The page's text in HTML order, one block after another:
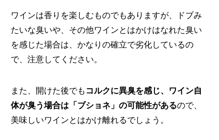
ワインは香りを楽しむものでもありますが、ドブみ
たいな臭いや、その他ワインとはかけはなれた臭い
を感じた場合は、かなりの確立で劣化しているの
で、注意してください。
また、開けた後でも コルクに異臭を感じ、ワイン自
体が臭う場合は「ブショネ」の可能性があるので、
美味しいワインとはかけ離れるでしょう。